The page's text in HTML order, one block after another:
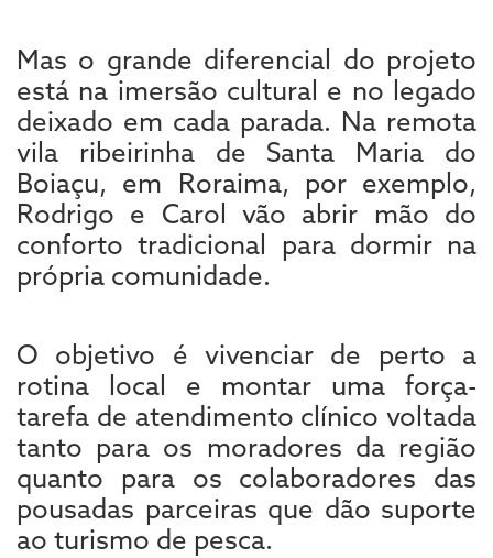
Mas o grande diferencial do projeto
está na imersão cultural e no legado
deixado em cada parada. Na remota
vila ribeirinha de Santa Maria do
Boiaçu, em Roraima, por exemplo,
Rodrigo e Carol vão abrir mão do
conforto tradicional para dormir na
própria comunidade.
O objetivo é vivenciar de perto a
rotina local e montar uma força-
tarefa de atendimento clínico voltada
tanto para os moradores da região
quanto para os colaboradores das
pousadas parceiras que dão suporte
ao turismo de pesca.